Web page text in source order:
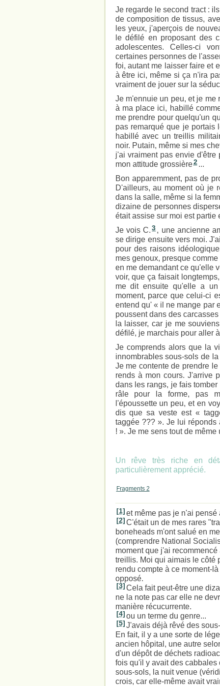
Je regarde le second tract :
de composition de tissus,
les yeux, j'aperçois de
le défilé en proposant des
adolescentes. Celles-ci
certaines personnes de
foi, autant me laisser faire et
à être ici, même si ça n'ira
vraiment de jouer sur la
Je m'ennuie un peu, et je me
à ma place ici, habillé
me prendre pour quelqu'un
pas remarqué que je portais
habillé avec un treillis
noir. Putain, même si mes
j'ai vraiment pas envie
mon attitude grossière2 ...
Bon apparemment, pas de
D'ailleurs, au moment où je
dans la salle, même si la
dizaine de personnes
était assise sur moi est partie
Je vois C. 3 , une ancienne
se dirige ensuite vers moi.
pour des raisons
mes genoux, presque
en me demandant ce qu'elle
voir, que ça faisait
me dit ensuite qu'elle a
moment, parce que celui-ci
entend qu' « il ne mange par
poussent dans des
la laisser, car je me
défilé, je marchais pour aller
Je comprends alors que la
innombrables sous-sols de
Je me contente de prendre
rends à mon cours. J'arrive
dans les rangs, je fais
râle pour la forme, pas
l'époussette un peu, et en
dis que sa veste est «
taggée ??? ». Je lui
! ». Je me sens tout de
Un rêve très riche en
particulièrement apprécié.
Fragments 2
[1] et même pas je n'ai pensé
[2] C'était un de mes rares
boneheads m'ont salué en
(comprendre National
moment que j'ai
treillis. Moi qui aimais le côté
rendu compte à ce moment-
opposé.
[3] Cela fait peut-être une
ne la note pas car elle ne
manière récucurrente.
[4] ou un terme du genre...
[5] J'avais déjà rêvé des
En fait, il y a une sorte de
ancien hôpital, une autre
d'un dépôt de déchets
fois qu'il y avait des
sous-sols, la nuit venue
crois, car elle-même avait